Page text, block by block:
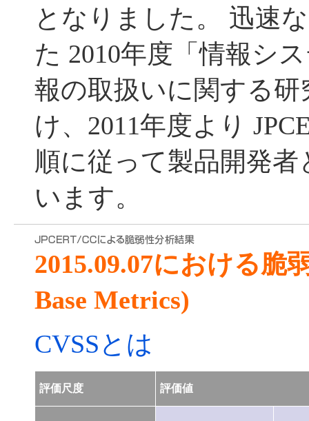
となりました。 迅速
た 2010年度「情報シ
報の取扱いに関する
け、2011年度より
順に従って製品開発
います。
2015.09.07における脆
Base Metrics)
CVSSとは
評価尺度 評価値